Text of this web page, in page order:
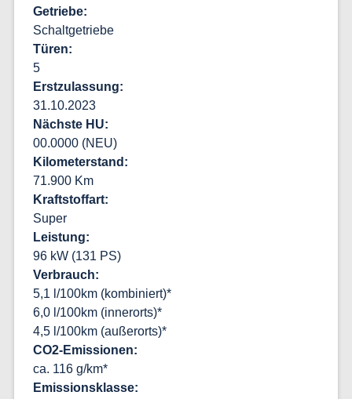
Getriebe
Schaltgetriebe
Türen
5
Erstzulassung
31.10.2023
Nächste HU
00.0000 (NEU)
Kilometerstand
71.900 Km
Kraftstoffart
Super
Leistung
96 kW(131 PS)
Verbrauch
5,1 l/100km (kombiniert)*
6,0 l/100km (innerorts)*
4,5 l/100km (außerorts)*
CO2-Emissionen
ca. 116 g/km*
Emissionsklasse